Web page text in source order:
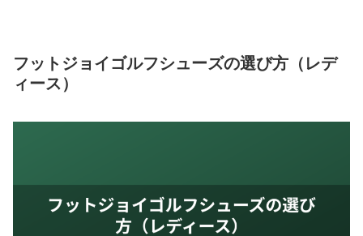
フットジョイゴルフシューズの選び方（レデ
ィース）